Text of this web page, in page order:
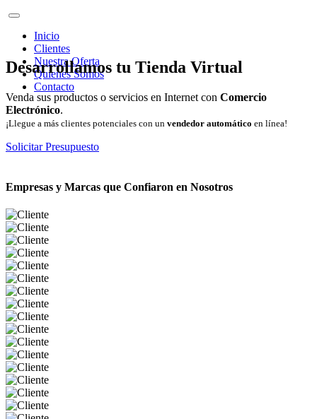
Inicio
Clientes
Nuestra Oferta
Quienes Somos
Contacto
Desarrollamos tu Tienda Virtual
Venda sus productos o servicios en Internet con Comercio
Electrónico.
¡Llegue a más clientes potenciales con un vendedor automático en línea!
Solicitar Presupuesto
Empresas y Marcas que Confiaron en Nosotros